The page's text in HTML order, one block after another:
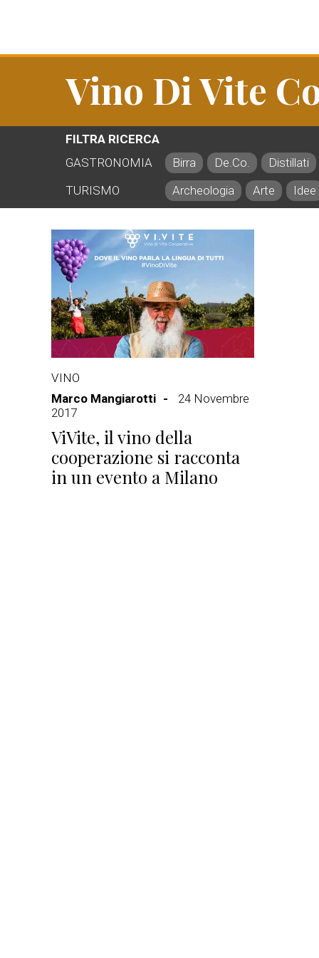
Vino Di Vite
FILTRA RICERCA
GASTRONOMIA
Birra De.Co.
Distillati
TURISMO
Archeologia Arte Idee
VINO
Marco Mangiarotti
24 Novembre
2017
ViVite, il vino della
cooperazione si racconta
in un evento a Milano